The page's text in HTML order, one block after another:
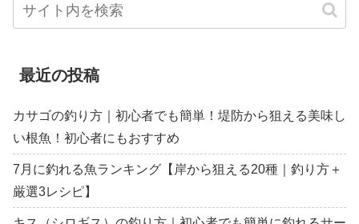
最近の投稿
カサゴの釣り方｜初心者でも簡単！堤防から狙える美味し
い根魚！初心者にもおすすめ
7月に釣れる魚ランキング【岸から狙える20種｜釣り方＋
厳選3レシピ】